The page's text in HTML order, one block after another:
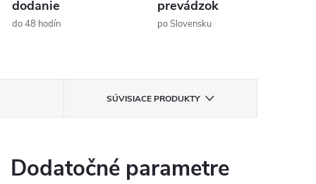
dodanie
do 48 hodín
prevádzok
po Slovensku
SÚVISIACE PRODUKTY
Dodatočné parametre